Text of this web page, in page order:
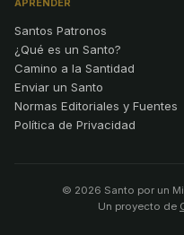
APRENDER
Santos Patronos
¿Qué es un Santo?
Camino a la Santidad
Enviar un Santo
Normas Editoriales y Fuentes
Política de Privacidad
© 2026 Santo por un
Un proyecto de